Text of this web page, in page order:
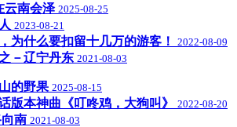
云南会泽 2025-08-25
2023-08-21
为什么要扣留十几万的游客！ 2022-08-09
－辽宁丹东 2021-08-03
的野果 2025-08-15
版本神曲《叮咚鸡，大狗叫》 2022-08-20
南 2021-08-03